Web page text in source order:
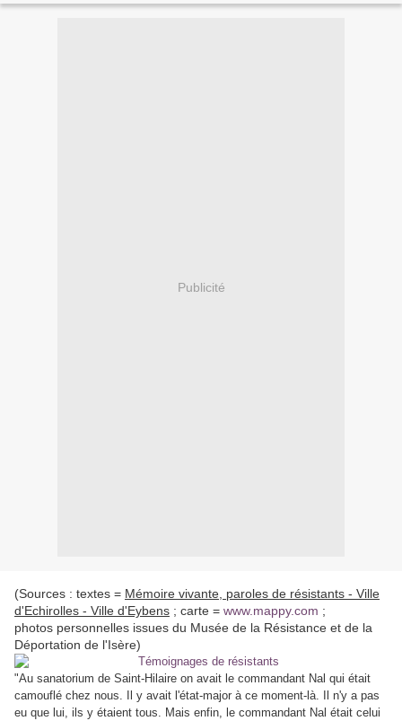
Publicité
(Sources : textes = Mémoire vivante, paroles de résistants - Ville
d'Echirolles - Ville d'Eybens ; carte = www.mappy.com ;
photos personnelles issues du Musée de la Résistance et de la
Déportation de l'Isère)
"Au sanatorium de Saint-Hilaire on avait le commandant Nal qui était
camouflé chez nous. Il y avait l'état-major à ce moment-là. Il n'y a pas
eu que lui, ils y étaient tous. Mais enfin, le commandant Nal était celui